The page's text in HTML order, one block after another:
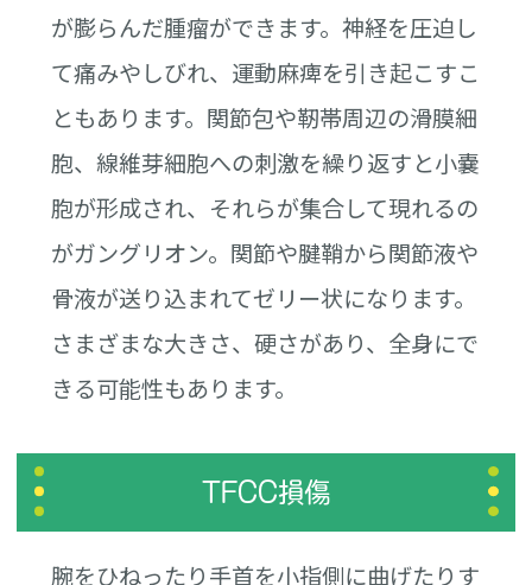
が膨らんだ腫瘤ができます。神経を圧迫し
て痛みやしびれ、運動麻痺を引き起こすこ
ともあります。関節包や靭帯周辺の滑膜細
胞、線維芽細胞への刺激を繰り返すと小嚢
胞が形成され、それらが集合して現れるの
がガングリオン。関節や腱鞘から関節液や
骨液が送り込まれてゼリー状になります。
さまざまな大きさ、硬さがあり、全身にで
きる可能性もあります。
TFCC損傷
腕をひねったり手首を小指側に曲げたりす